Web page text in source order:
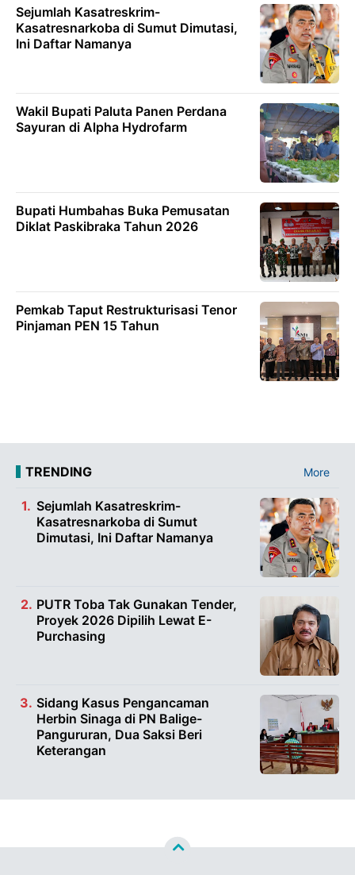
Sejumlah Kasatreskrim-
Kasatresnarkoba di Sumut Dimutasi,
Ini Daftar Namanya
Wakil Bupati Paluta Panen Perdana
Sayuran di Alpha Hydrofarm
Bupati Humbahas Buka Pemusatan
Diklat Paskibraka Tahun 2026
Pemkab Taput Restrukturisasi Tenor
Pinjaman PEN 15 Tahun
TRENDING More
Sejumlah Kasatreskrim-
Kasatresnarkoba di Sumut
Dimutasi, Ini Daftar Namanya
PUTR Toba Tak Gunakan Tender,
Proyek 2026 Dipilih Lewat E-
Purchasing
Sidang Kasus Pengancaman
Herbin Sinaga di PN Balige-
Pangururan, Dua Saksi Beri
Keterangan